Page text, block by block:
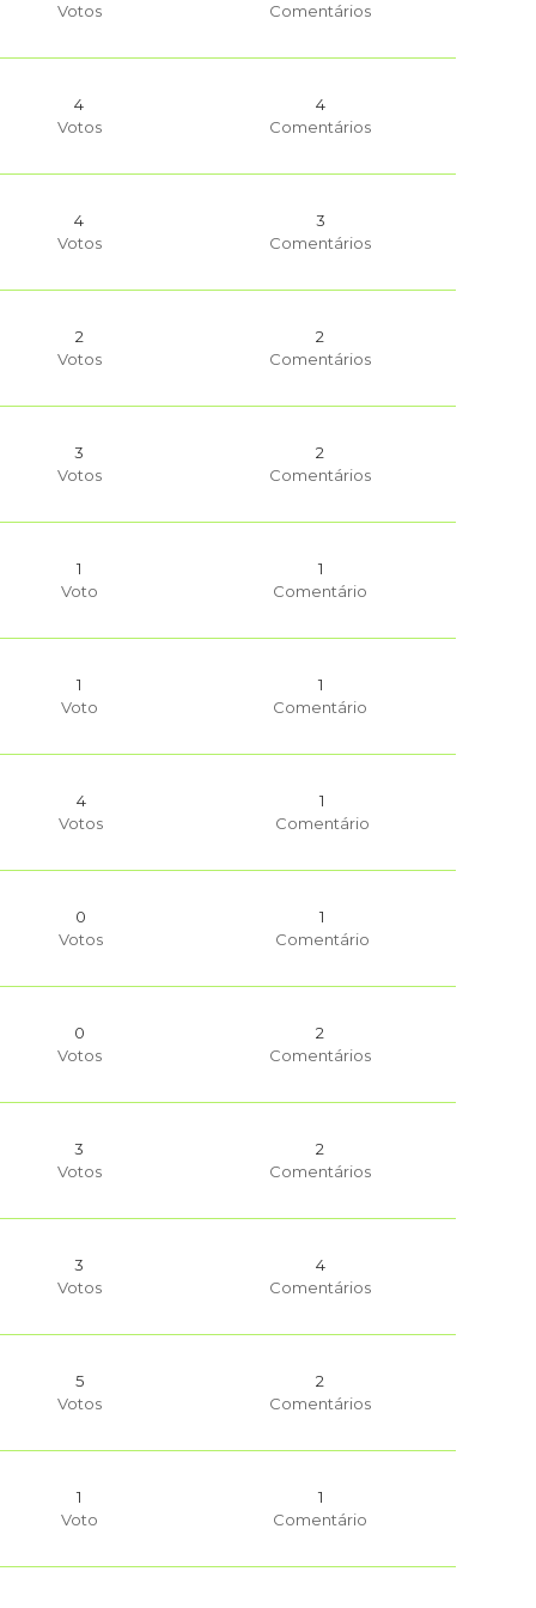
Votos
Comentários
4
Votos
4
Comentários
4
Votos
3
Comentários
2
Votos
2
Comentários
3
Votos
2
Comentários
1
Voto
1
Comentário
1
Voto
1
Comentário
4
Votos
1
Comentário
0
Votos
1
Comentário
0
Votos
2
Comentários
3
Votos
2
Comentários
3
Votos
4
Comentários
5
Votos
2
Comentários
1
Voto
1
Comentário